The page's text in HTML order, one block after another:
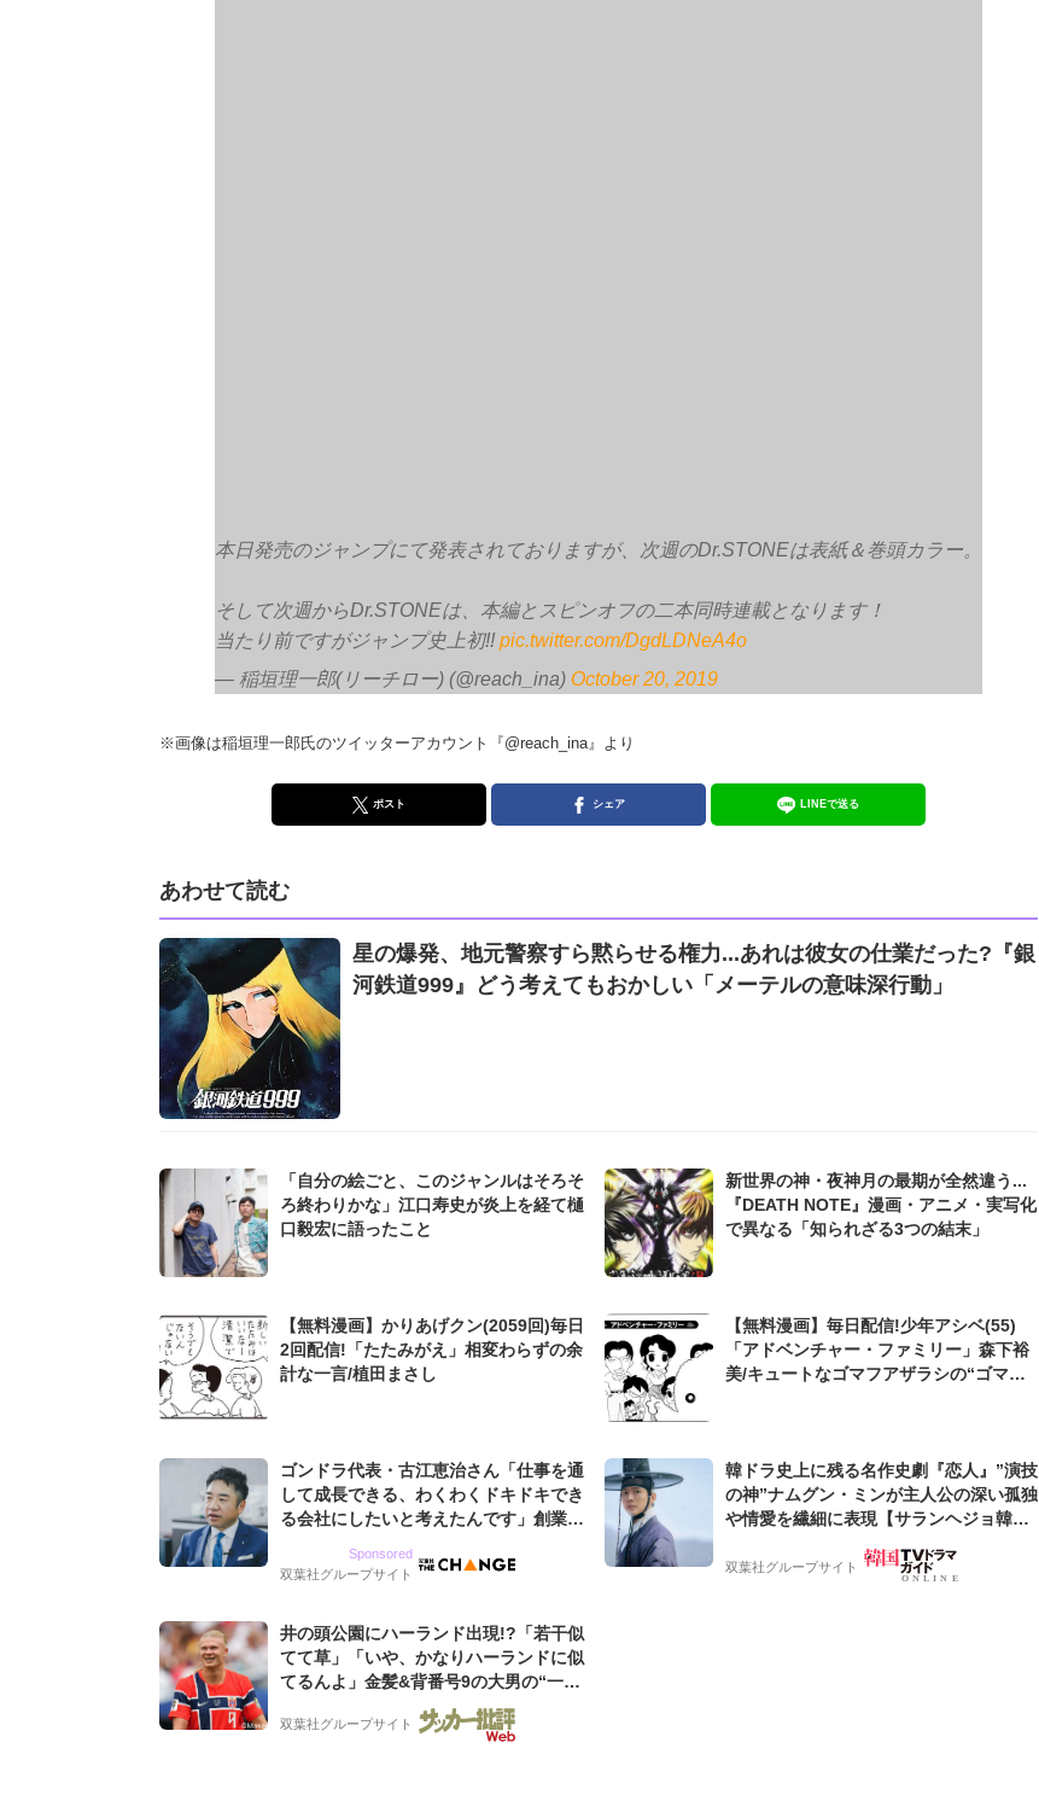
本日発売のジャンプにて発表されておりますが、次週のDr.STONEは表紙＆巻頭カラー。
そして次週からDr.STONEは、本編とスピンオフの二本同時連載となります！
当たり前ですがジャンプ史上初!! pic.twitter.com/DgdLDNeA4o
— 稲垣理一郎(リーチロー) (@reach_ina) October 20, 2019
※画像は稲垣理一郎氏のツイッターアカウント『@reach_ina』より
ポスト シェア LINEで送る
あわせて読む
星の爆発、地元警察すら黙らせる権力...あれは彼女の仕業だった?『銀
河鉄道999』どう考えてもおかしい「メーテルの意味深行動」
「自分の絵ごと、このジャンルはそろそ
ろ終わりかな」江口寿史が炎上を経て樋
口毅宏に語ったこと
新世界の神・夜神月の最期が全然違う...
『DEATH NOTE』漫画・アニメ・実写化
で異なる「知られざる3つの結末」
【無料漫画】かりあげクン(2059回)毎日
2回配信!「たたみがえ」相変わらずの余
計な一言/植田まさし
【無料漫画】毎日配信!少年アシベ(55)
「アドベンチャー・ファミリー」森下裕
美/キュートなゴマフアザラシの“ゴマち
ゴンドラ代表・古江恵治さん「仕事を通
して成長できる、わくわくドキドキでき
る会社にしたいと考えたんです」創業来
グ会社のアイデンティティ
Sponsored
双葉社グループサイト
韓ドラ史上に残る名作史劇『恋人』”演技
の神”ナムグン・ミンが主人公の深い孤独
や情愛を繊細に表現【サランヘジョ韓ド
双葉社グループサイト
井の頭公園にハーランド出現!?「若干似
てて草」「いや、かなりハーランドに似
てるんよ」金髪&背番号9の大男の“一人
バイキング・ロー”映像が話題!「元気を
もらった」
双葉社グループサイト